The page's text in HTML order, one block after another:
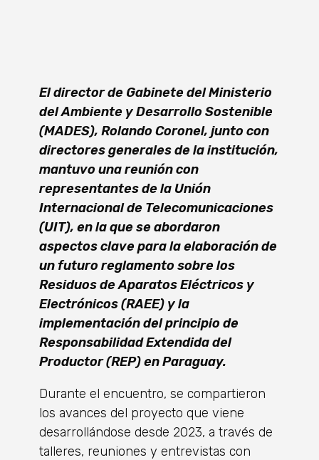
El director de Gabinete del Ministerio
del Ambiente y Desarrollo Sostenible
(MADES), Rolando Coronel, junto con
directores generales de la institución,
mantuvo una reunión con
representantes de la Unión
Internacional de Telecomunicaciones
(UIT), en la que se abordaron
aspectos clave para la elaboración de
un futuro reglamento sobre los
Residuos de Aparatos Eléctricos y
Electrónicos (RAEE) y la
implementación del principio de
Responsabilidad Extendida del
Productor (REP) en Paraguay.
Durante el encuentro, se compartieron
los avances del proyecto que viene
desarrollándose desde 2023, a través de
talleres, reuniones y entrevistas con